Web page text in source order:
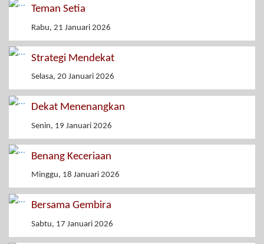
Teman Setia
Rabu, 21 Januari 2026
Strategi Mendekat
Selasa, 20 Januari 2026
Dekat Menenangkan
Senin, 19 Januari 2026
Benang Keceriaan
Minggu, 18 Januari 2026
Bersama Gembira
Sabtu, 17 Januari 2026